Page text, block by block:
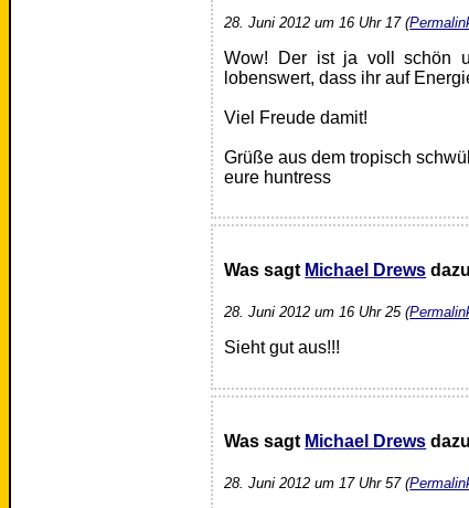
28. Juni 2012 um 16 Uhr 17 (
Wow! Der ist ja voll schön
lobenswert, dass ihr auf
Viel Freude damit!
Grüße aus dem tropisch
eure huntress
Was sagt Michael Drews
28. Juni 2012 um 16 Uhr 25 (
Sieht gut aus!!!
Was sagt Michael Drews
28. Juni 2012 um 17 Uhr 57 (